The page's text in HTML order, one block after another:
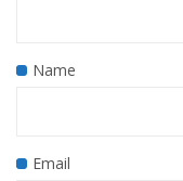
Name
Email